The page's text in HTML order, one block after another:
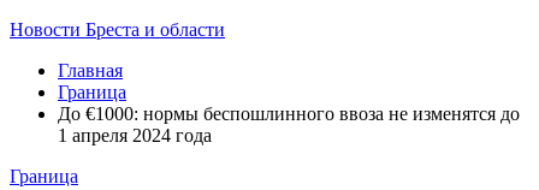
Новости Бреста и области
Главная
Граница
До €1000: нормы беспошлинного ввоза не изменятся до
1 апреля 2024 года
Граница